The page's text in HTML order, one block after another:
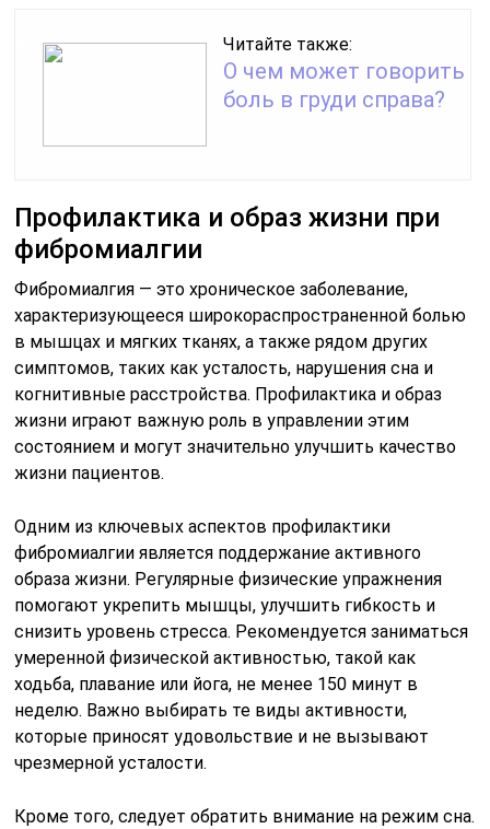
Читайте также:
О чем может говорить
боль в груди справа?
Профилактика и образ жизни при
фибромиалгии
Фибромиалгия — это хроническое заболевание,
характеризующееся широкораспространенной болью
в мышцах и мягких тканях, а также рядом других
симптомов, таких как усталость, нарушения сна и
когнитивные расстройства. Профилактика и образ
жизни играют важную роль в управлении этим
состоянием и могут значительно улучшить качество
жизни пациентов.
Одним из ключевых аспектов профилактики
фибромиалгии является поддержание активного
образа жизни. Регулярные физические упражнения
помогают укрепить мышцы, улучшить гибкость и
снизить уровень стресса. Рекомендуется заниматься
умеренной физической активностью, такой как
ходьба, плавание или йога, не менее 150 минут в
неделю. Важно выбирать те виды активности,
которые приносят удовольствие и не вызывают
чрезмерной усталости.
Кроме того, следует обратить внимание на режим сна.